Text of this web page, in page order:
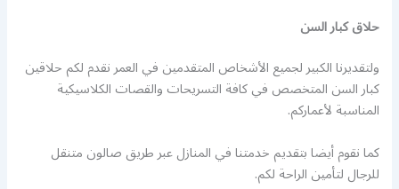
حلاق كبار السن
ولتقديرنا الكبير لجميع الأشخاص المتقدمين في العمر نقدم لكم حلاقين
كبار السن المتخصص في كافة التسريحات والقصات الكلاسيكية
المناسبة لأعماركم.
كما نقوم أيضا بتقديم خدمتنا في المنازل عبر طريق صالون متنقل
للرجال لتأمين الراحة لكم.